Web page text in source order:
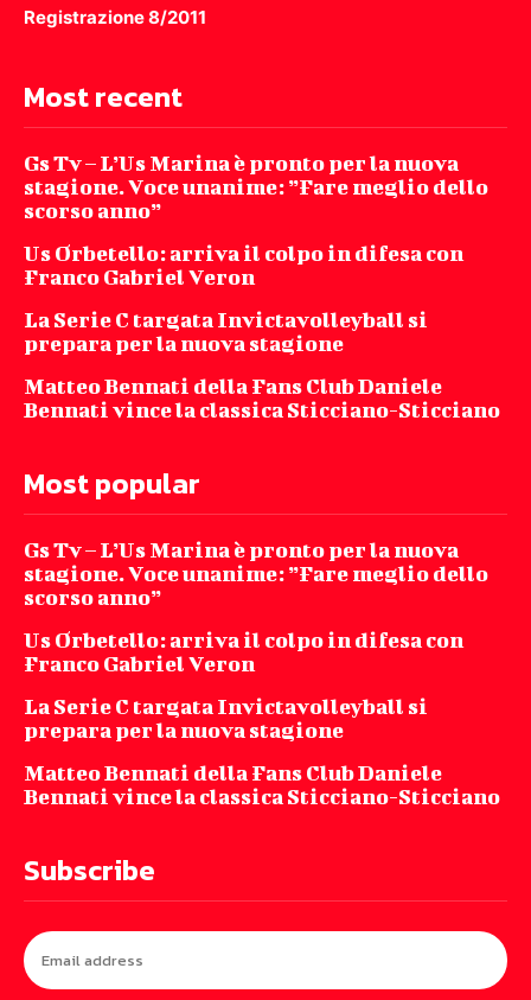
Registrazione 8/2011
Most recent
Gs Tv – L’Us Marina è pronto per la nuova
stagione. Voce unanime: ”Fare meglio dello
scorso anno”
Us Orbetello: arriva il colpo in difesa con
Franco Gabriel Veron
La Serie C targata Invictavolleyball si
prepara per la nuova stagione
Matteo Bennati della Fans Club Daniele
Bennati vince la classica Sticciano-Sticciano
Most popular
Gs Tv – L’Us Marina è pronto per la nuova
stagione. Voce unanime: ”Fare meglio dello
scorso anno”
Us Orbetello: arriva il colpo in difesa con
Franco Gabriel Veron
La Serie C targata Invictavolleyball si
prepara per la nuova stagione
Matteo Bennati della Fans Club Daniele
Bennati vince la classica Sticciano-Sticciano
Subscribe